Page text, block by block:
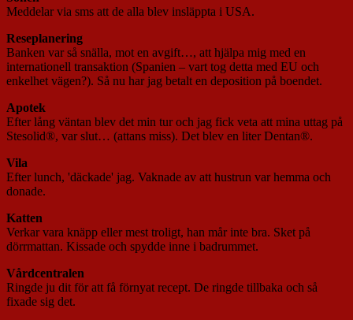
Meddelar via sms att de alla blev insläppta i USA.
Reseplanering
Banken var så snälla, mot en avgift…, att hjälpa mig med en
internationell transaktion (Spanien – vart tog detta med EU och
enkelhet vägen?). Så nu har jag betalt en deposition på boendet.
Apotek
Efter lång väntan blev det min tur och jag fick veta att mina uttag på
Stesolid®, var slut… (attans miss). Det blev en liter Dentan®.
Vila
Efter lunch, 'däckade' jag. Vaknade av att hustrun var hemma och
donade.
Katten
Verkar vara knäpp eller mest troligt, han mår inte bra. Sket på
dörrmattan. Kissade och spydde inne i badrummet.
Vårdcentralen
Ringde ju dit för att få förnyat recept. De ringde tillbaka och så
fixade sig det.